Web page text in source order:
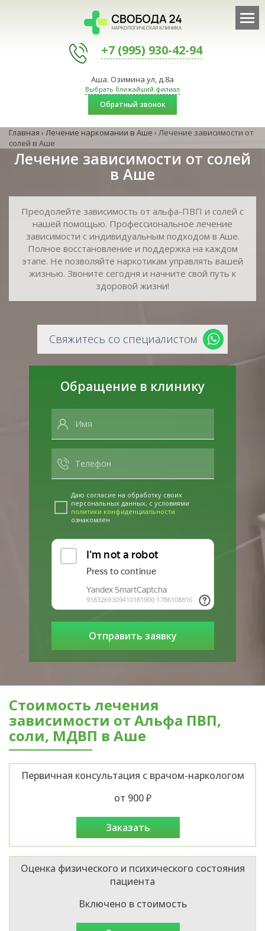
+7 (995) 930-42-94
Аша. Озимина ул, д.8а
Выбрать ближайший филиал
Обратный звонок
Главная › Лечение наркомании в Аше › Лечение зависимости от
солей в Аше
Лечение зависимости от солей
в Аше
Преодолейте зависимость от альфа-ПВП и солей с
нашей помощью. Профессиональное лечение
зависимости с индивидуальным подходом в Аше.
Полное восстановление и поддержка на каждом
этапе. Не позволяйте наркотикам управлять вашей
жизнью. Звоните сегодня и начните свой путь к
здоровой жизни!
Свяжитесь со специалистом
Обращение в клинику
Даю согласие на обработку своих
персональных данных, с условиями
политики конфиденциальности
ознакомлен
Стоимость лечения
зависимости от Альфа ПВП,
соли, МДВП в Аше
Первичная консультация с врачом-наркологом
от 900 ₽
заказать
Оценка физического и психического состояния
пациента
Включено в стоимость